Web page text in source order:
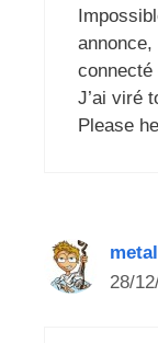
connecté
J’ai viré
Please
28/